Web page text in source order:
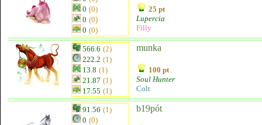
0 (0)
0 (0)
0 (0)
25 pt
Lupercia
Filly
566.6 (2)
222.2 (1)
13.8 (1)
21.87 (1)
17.55 (1)
munka
100 pt
Soul Hunter
Colt
91.56 (1)
0 (0)
b19pót